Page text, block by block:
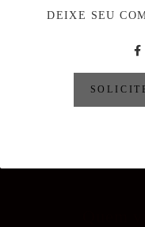
DEIXE SEU